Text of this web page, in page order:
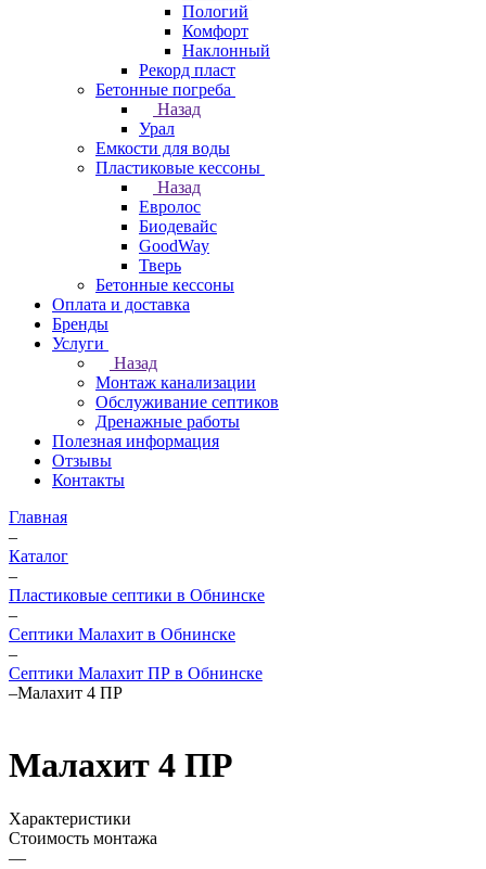
Пологий
Комфорт
Наклонный
Рекорд пласт
Бетонные погреба
Назад
Урал
Емкости для воды
Пластиковые кессоны
Назад
Евролос
Биодевайс
GoodWay
Тверь
Бетонные кессоны
Оплата и доставка
Бренды
Услуги
Назад
Монтаж канализации
Обслуживание септиков
Дренажные работы
Полезная информация
Отзывы
Контакты
Главная
–
Каталог
–
Пластиковые септики в Обнинске
–
Септики Малахит в Обнинске
–
Септики Малахит ПР в Обнинске
–Малахит 4 ПР
Малахит 4 ПР
Характеристики
Стоимость монтажа
—